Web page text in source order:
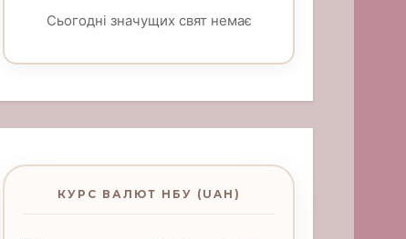
Сьогодні значущих свят немає
КУРС ВАЛЮТ НБУ (UAH)